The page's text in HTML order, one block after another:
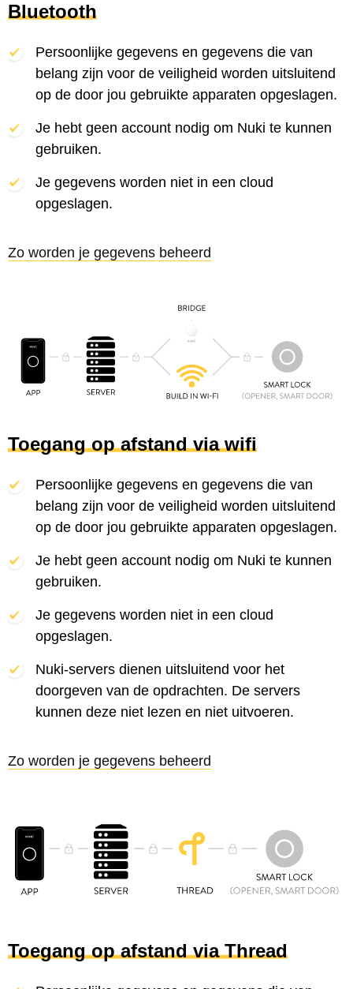
Bluetooth
Persoonlijke gegevens en gegevens die van
belang zijn voor de veiligheid worden uitsluitend
op de door jou gebruikte apparaten opgeslagen.
Je hebt geen account nodig om Nuki te kunnen
gebruiken.
Je gegevens worden niet in een cloud
opgeslagen.
Zo worden je gegevens beheerd
Toegang op afstand via wifi
Persoonlijke gegevens en gegevens die van
belang zijn voor de veiligheid worden uitsluitend
op de door jou gebruikte apparaten opgeslagen.
Je hebt geen account nodig om Nuki te kunnen
gebruiken.
Je gegevens worden niet in een cloud
opgeslagen.
Nuki-servers dienen uitsluitend voor het
doorgeven van de opdrachten. De servers
kunnen deze niet lezen en niet uitvoeren.
Zo worden je gegevens beheerd
Toegang op afstand via Thread